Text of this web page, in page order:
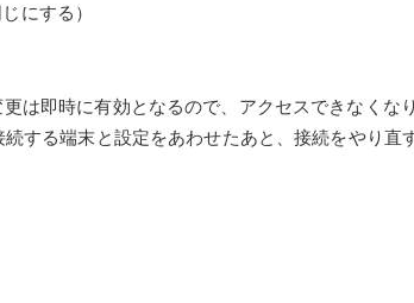
にする）
は即時に有効となるので、アクセスできなくなり
する端末と設定をあわせたあと、接続をやり直